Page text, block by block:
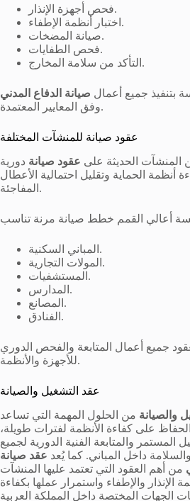
فحص أجهزة الإنذار.
اختبار أنظمة الإطفاء.
صيانة المضخات.
فحص الطفايات.
التأكد من سلامة المخارج.
بتنفيذ جميع أعمال صيانة الدفاع المدني
وفق المعايير المعتمدة.
عقود صيانة للمنشآت المختلفة
المنشآت الحديثة على عقود صيانة دورية
أنظمة الحماية وتقليل احتمالية الأعطال
المفاجئة.
المباني السكنية.
المولات التجارية.
المستشفيات.
المدارس.
المصانع.
الفنادق.
جميع أعمال المتابعة والفحص الدوري
للأجهزة والأنظمة.
عقد التشغيل والصيانة
والصيانة من الحلول المهمة التي تساعد
على كفاءة الأنظمة لفترات طويلة،
والمتابعة الفنية الدورية لجميع
داخل المباني. كما يُعد عقد صيانة
من أهم العقود التي تعتمد عليها المنشآت
الإنذار والإطفاء واستمرار عملها بكفاءة
الجهات المختصة داخل المملكة العربية